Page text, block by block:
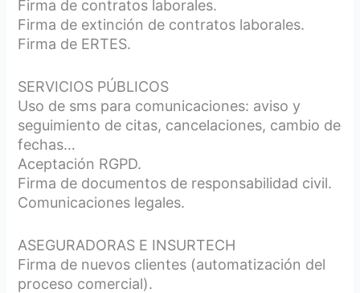
Firma de contratos laborales.
Firma de extinción de contratos laborales.
Firma de ERTES.
SERVICIOS PÚBLICOS
Uso de sms para comunicaciones: aviso y
seguimiento de citas, cancelaciones, cambio de
fechas…
Aceptación RGPD.
Firma de documentos de responsabilidad civil.
Comunicaciones legales.
ASEGURADORAS E INSURTECH
Firma de nuevos clientes (automatización del
proceso comercial).